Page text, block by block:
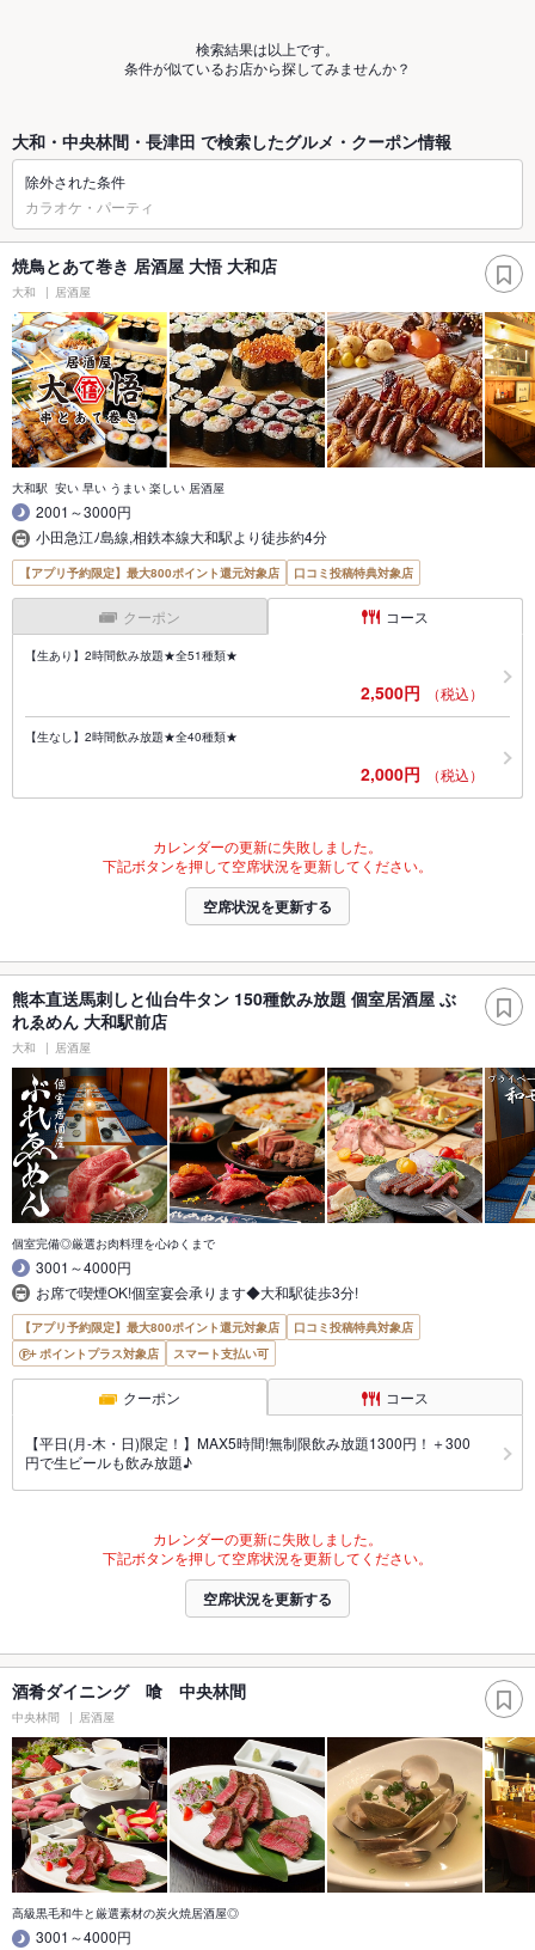
検索結果は以上です。
条件が似ているお店から探してみませんか？
大和・中央林間・長津田 で検索したグルメ・クーポン情報
除外された条件
カラオケ・パーティ
焼鳥とあて巻き 居酒屋 大悟 大和店
大和 居酒屋
大和駅 安い 早い うまい 楽しい 居酒屋
2001～3000円
小田急江ﾉ島線,相鉄本線大和駅より徒歩約4分
【アプリ予約限定】最大800ポイント還元対象店 口コミ投稿特典対象店
クーポン コース
【生あり】2時間飲み放題★全51種類★
2,500円 （税込）
【生なし】2時間飲み放題★全40種類★
2,000円 （税込）
カレンダーの更新に失敗しました。
下記ボタンを押して空席状況を更新してください。
空席状況を更新する
熊本直送馬刺しと仙台牛タン 150種飲み放題 個室居酒屋 ぶ
れゑめん 大和駅前店
大和 居酒屋
個室完備◎厳選お肉料理を心ゆくまで
3001～4000円
お席で喫煙OK!個室宴会承ります◆大和駅徒歩3分!
【アプリ予約限定】最大800ポイント還元対象店
口コミ投稿特典対象店
ポイントプラス対象店
スマート支払い可
クーポン コース
【平日(月-木・日)限定！】MAX5時間!無制限飲み放題1300円！＋300
円で生ビールも飲み放題♪
カレンダーの更新に失敗しました。
下記ボタンを押して空席状況を更新してください。
空席状況を更新する
酒肴ダイニング 喰 中央林間
中央林間 居酒屋
高級黒毛和牛と厳選素材の炭火焼居酒屋◎
3001～4000円